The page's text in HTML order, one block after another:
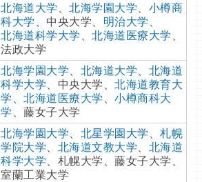
北海道大学 、北海学園大学、 小樽商
科大学 、中央大学、 明治大学 、
北海道科学大学 、北海道医療大学 、
法政大学
北海学園大学、 北海道大学、 北海道
科学大学、中央大学、北海道教育大
学 、北海道医療大学 、小樽商科大
学 、藤女子大学
北海学園大学、 北星学園大学 、札幌
学院大学、 北海道文教大学、 北海道
科学大学、札幌大学、藤女子大学、
室蘭工業大学